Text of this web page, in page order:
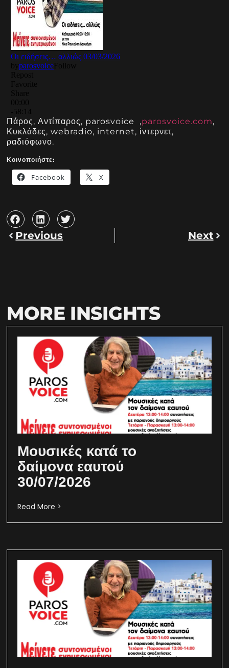
Πάρος, Αντίπαρος, parosvoice ,parosvoice.com,
Κυκλάδες, webradio, internet, ίντερνετ,
ραδιόφωνο.
Κοινοποιήστε:
Facebook X
Previous Next
MORE INSIGHTS
Μουσικές κατά το
δαίμονα εαυτού
30/07/2026
Read More >